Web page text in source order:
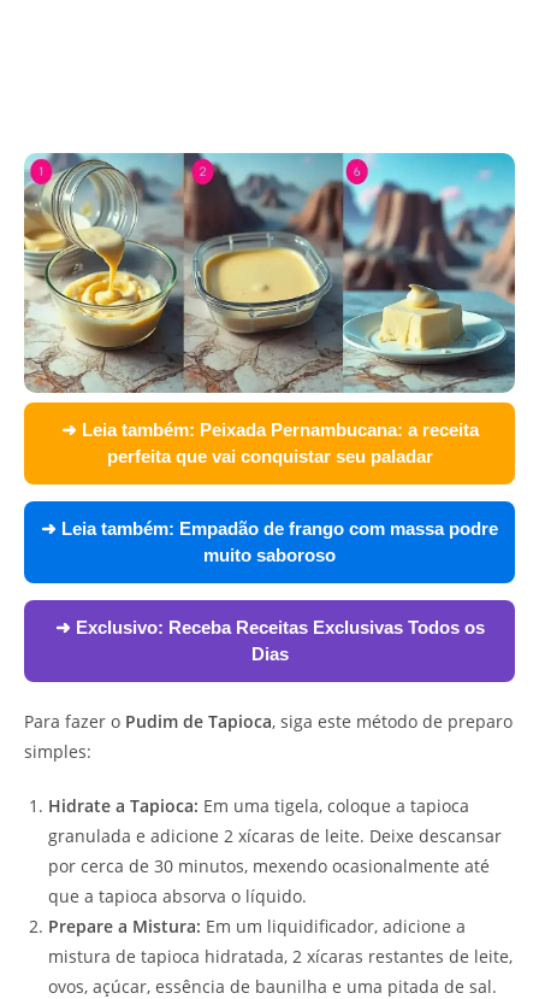
➜ Leia também: Peixada Pernambucana: a receita
perfeita que vai conquistar seu paladar
➜ Leia também: Empadão de frango com massa podre
muito saboroso
➜ Exclusivo: Receba Receitas Exclusivas Todos os
Dias
Para fazer o Pudim de Tapioca, siga este método de preparo
simples:
Hidrate a Tapioca: Em uma tigela, coloque a tapioca
granulada e adicione 2 xícaras de leite. Deixe descansar
por cerca de 30 minutos, mexendo ocasionalmente até
que a tapioca absorva o líquido.
Prepare a Mistura: Em um liquidificador, adicione a
mistura de tapioca hidratada, 2 xícaras restantes de leite,
ovos, açúcar, essência de baunilha e uma pitada de sal.